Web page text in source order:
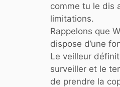
:
comme tu le dis
limitations.
Rappelons que
dispose d’une
Le veilleur
surveiller et le
de prendre la